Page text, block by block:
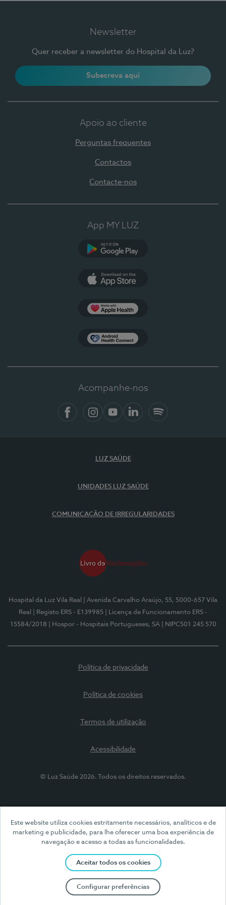
Este website utiliza cookies estritamente necessários, analíticos e de
marketing e publicidade, para lhe oferecer uma boa experiência de
navegação e acesso a todas as funcionalidades.
Aceitar todos os cookies
Configurar preferências
Newsletter
Quer receber a newsletter do Hospital da Luz?
Subscreva aqui
Apoio ao cliente
Perguntas frequentes
Contactos
Contacte-nos
App MY LUZ
Acompanhe-nos
LUZ SAÚDE
UNIDADES LUZ SAÚDE
COMUNICAÇÃO DE IRREGULARIDADES
Hospital da Luz Vila Real
| Avenida Carvalho Araújo, 55, 5000-657 Vila
Real
| Registo ERS - E139985
| Licença de Funcionamento ERS -
15584/2018
| Hospor - Hospitais Portugueses, SA | NIPC501 245 570
Política de privacidade
Política de cookies
Termos de utilização
Acessibilidade
© Luz Saúde 2026. Todos os direitos reservados.